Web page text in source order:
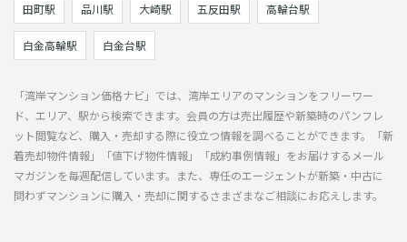
田町駅 品川駅 大崎駅 五反田駅 高輪台駅
白金高輪駅 白金台駅
「湾岸マンション価格ナビ」では、湾岸エリアのマンションをフリーワー
ド、エリア、駅から検索できます。会員の方は売出履歴や新築時のパンフレ
ット閲覧など、購入・売却する際に役立つ情報を調べることができます。「新
着売却物件情報」「値下げ物件情報」「成約事例情報」をお届けするメール
マガジンを毎週配信しています。また、専任のエージェントが新築・中古に
問わずマンションに購入・売却に関するさまざまなご相談にお応えします。